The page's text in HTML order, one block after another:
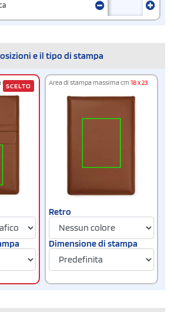
e il tipo di stampa
cm18 x 20
SCELTO Area di stampa massima cm 18 x 23
Retro
Dimensione di stampa